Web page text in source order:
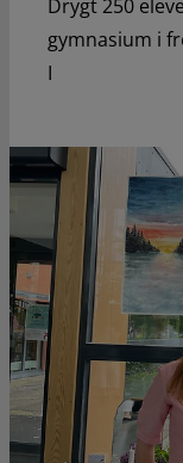
Drygt 250
gymnasium i
I